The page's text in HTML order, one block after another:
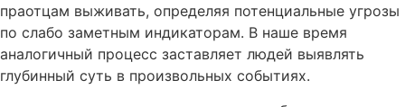
праотцам выживать, определяя потенциальные угрозы
по слабо заметным индикаторам. В наше время
аналогичный процесс заставляет людей выявлять
глубинный суть в произвольных событиях.